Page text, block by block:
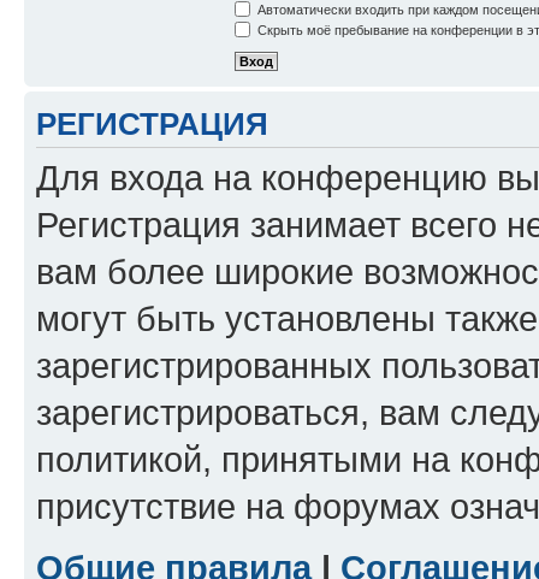
Автоматически входить при каждом
Скрыть моё пребывание на конференции в
РЕГИСТРАЦИЯ
Для входа на конференцию
Регистрация занимает всего
вам более широкие
могут быть установлены
зарегистрированных
зарегистрироваться, вам
политикой, принятыми на
присутствие на форумах
Общие правила|